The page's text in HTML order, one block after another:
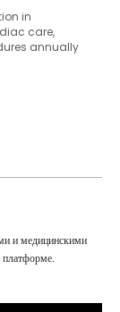
steps
(IUI). These
of
и медицинскими
платформе.